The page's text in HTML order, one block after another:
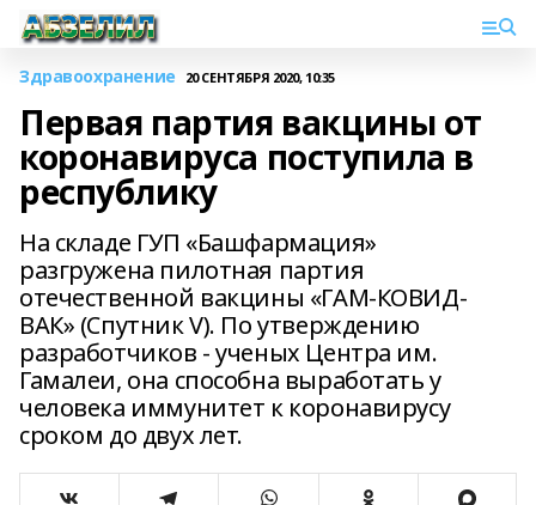
Здравоохранение 20 СЕНТЯБРЯ 2020, 10:35
Первая партия вакцины от
коронавируса поступила в
республику
На складе ГУП «Башфармация»
разгружена пилотная партия
отечественной вакцины «ГАМ-КОВИД-
ВАК» (Спутник V). По утверждению
разработчиков - ученых Центра им.
Гамалеи, она способна выработать у
человека иммунитет к коронавирусу
сроком до двух лет.